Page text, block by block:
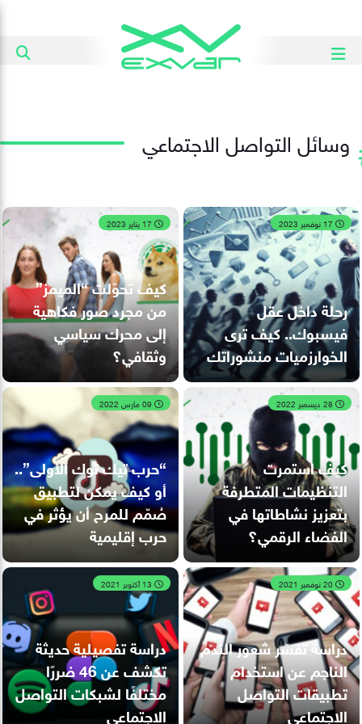
وسائل التواصل الاجتماعي
رحلة داخل عقل
فيسبوك.. كيف ترى
الخوارزميات منشوراتك
كيف تحوّلت “الميمز”
من مجرد صور فكاهية
إلى محرك سياسي
وثقافي؟
كيف استمرت
التنظيمات المتطرفة
بتعزيز نشاطاتها في
الفضاء الرقمي؟
“حرب تيك توك الأولى”..
أو كيف يمكن لتطبيق
صُمّم للمرح أن يؤثر في
حرب إقليمية
دراسة تفسّر شعور الندم
الناجم عن استخدام
تطبيقات التواصل
الاجتماعي
دراسة تفصيلية حديثة
تكشف عن 46 ضررًا
مختلفًا لشبكات التواصل
الاجتماعي